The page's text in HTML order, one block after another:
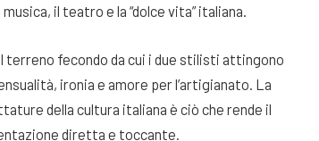
il teatro e la “dolce vita” italiana.
terreno fecondo da cui i due stilisti attingono
ironia e amore per l’artigianato. La
della cultura italiana è ciò che rende il
diretta e toccante.